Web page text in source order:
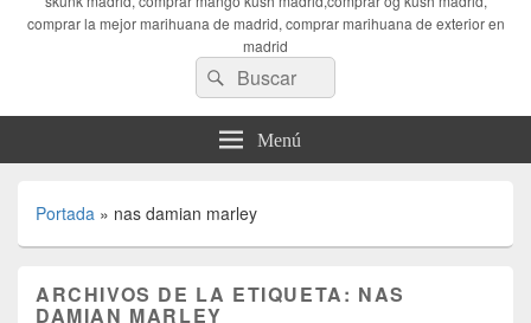
comprar la mejor marihuana de madrid, comprar marihuana de exterior en
madrid
Buscar
por:
Buscar
Menú
Portada » nas damian marley
ARCHIVOS DE LA ETIQUETA: NAS
DAMIAN MARLEY